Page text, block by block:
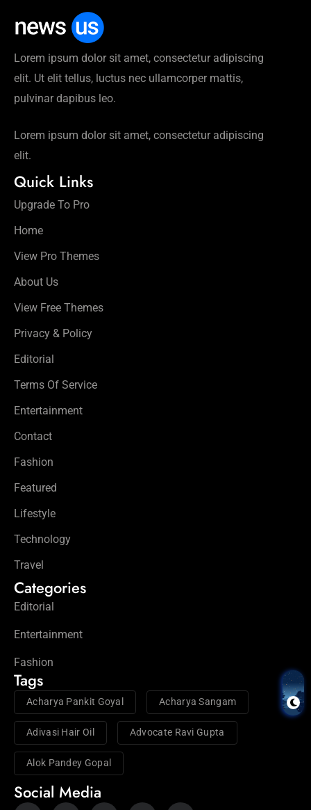
Lorem ipsum dolor sit amet, consectetur adipiscing
elit. Ut elit tellus, luctus nec ullamcorper mattis,
pulvinar dapibus leo.
Lorem ipsum dolor sit amet, consectetur adipiscing
elit.
Quick Links
Upgrade To Pro
Home
View Pro Themes
About Us
View Free Themes
Privacy & Policy
Editorial
Terms Of Service
Entertainment
Contact
Fashion
Featured
Lifestyle
Technology
Travel
Categories
Editorial
Entertainment
Fashion
Tags
Acharya Pankit Goyal Acharya Sangam
Adivasi Hair Oil Advocate Ravi Gupta
Alok Pandey Gopal
Social Media